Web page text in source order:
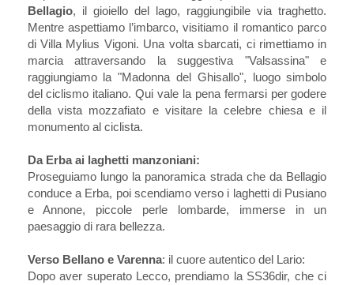
Bellagio, il gioiello del lago, raggiungibile via traghetto.
Mentre aspettiamo l’imbarco, visitiamo il romantico parco
di Villa Mylius Vigoni. Una volta sbarcati, ci rimettiamo in
marcia attraversando la suggestiva "Valsassina" e
raggiungiamo la "Madonna del Ghisallo", luogo simbolo
del ciclismo italiano. Qui vale la pena fermarsi per godere
della vista mozzafiato e visitare la celebre chiesa e il
monumento al ciclista.
Da Erba ai laghetti manzoniani:
Proseguiamo lungo la panoramica strada che da Bellagio
conduce a Erba, poi scendiamo verso i laghetti di Pusiano
e Annone, piccole perle lombarde, immerse in un
paesaggio di rara bellezza.
Verso Bellano e Varenna: il cuore autentico del Lario:
Dopo aver superato Lecco, prendiamo la SS36dir, che ci